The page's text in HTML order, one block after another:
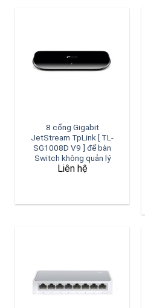
8 cổng Gigabit
JetStream TpLink [ TL-
SG1008D V9 ] để bàn
Switch không quản lý
Liên hệ